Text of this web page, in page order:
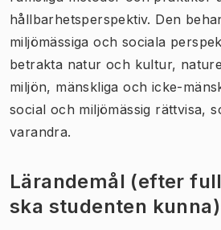
hållbarhetsperspektiv. Den
miljömässiga och sociala
betrakta natur och kultur,
miljön, mänskliga och icke-
social och miljömässig rättvisa,
varandra.
Lärandemål (efter
ska studenten kunna)